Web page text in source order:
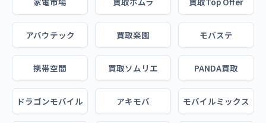
アバウテック 買取楽園 モバステ
携帯空間 買取ソムリエ PANDA買取
ドラゴンモバイル アキモバ モバイルミックス